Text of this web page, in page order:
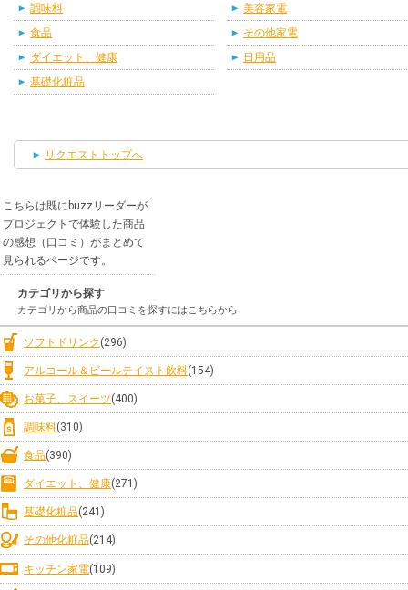
調味料
食品
ダイエット、健康
基礎化粧品
美容家電
その他家電
日用品
リクエストトップへ
こちらは既にbuzzリーダーが
プロジェクトで体験した商品
の感想（口コミ）がまとめて
見られるページです。
カテゴリから探す
カテゴリから商品の口コミを探すにはこちらから
ソフトドリンク (296)
アルコール＆ビールテイスト飲料(154)
お菓子、スイーツ(400)
調味料(310)
食品(390)
ダイエット、健康(271)
基礎化粧品(241)
その他化粧品(214)
キッチン家電(109)